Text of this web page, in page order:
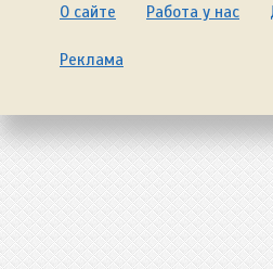
О сайте Работа у нас
Реклама